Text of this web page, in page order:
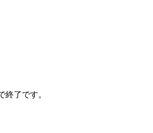
終了です。